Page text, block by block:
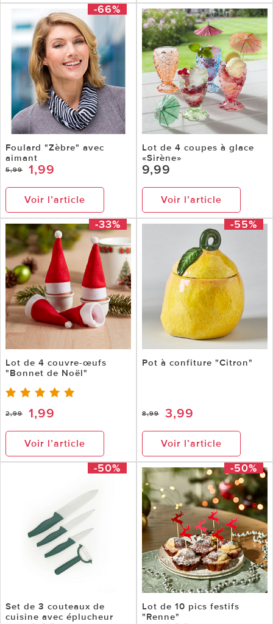
-66%
Foulard "Zèbre" avec
aimant
5,99 1,99
Voir l’article
Lot de 4 coupes à glace
«Sirène»
9,99
Voir l’article
-33%
Lot de 4 couvre-œufs
"Bonnet de Noël"
2,99 1,99
Voir l’article
-55%
Pot à confiture "Citron"
8,99 3,99
Voir l’article
-50%
Set de 3 couteaux de
cuisine avec éplucheur
-50%
Lot de 10 pics festifs
"Renne"